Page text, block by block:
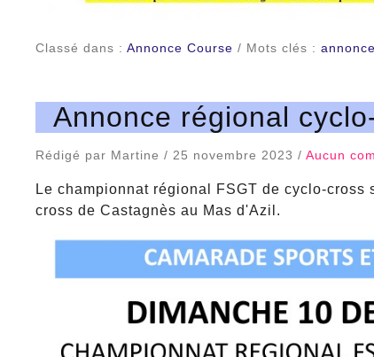
Classé dans : Annonce Course / Mots clés : annonce
Annonce régional
Rédigé par Martine / 25 novembre 2023 / Aucun
Le championnat régional FSGT de cyclo-
cross de Castagnès au Mas d'Azil.